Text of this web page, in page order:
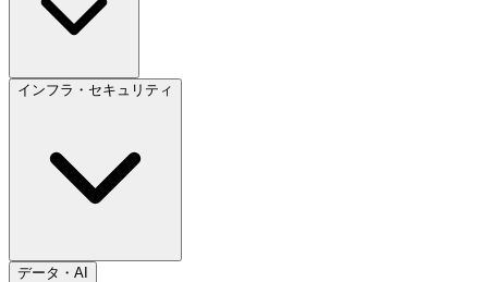
インフラ・セキュリティ
データ・AI